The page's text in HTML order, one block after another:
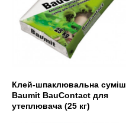
Клей-шпаклювальна суміш
Baumit BauContact для
утеплювача (25 кг)